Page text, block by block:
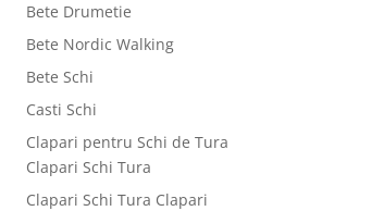
Bete Drumetie
Bete Nordic Walking
Bete Schi
Casti Schi
Clapari pentru Schi de Tura
Clapari Schi Tura
Clapari Schi Tura Clapari